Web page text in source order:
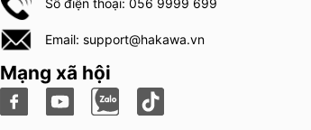
Số điện thoại: 056 9999 699
Email: support@hakawa.vn
Mạng xã hội